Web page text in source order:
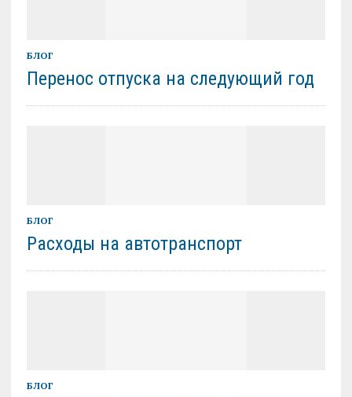
БЛОГ
Перенос отпуска на следующий год
БЛОГ
Расходы на автотранспорт
БЛОГ